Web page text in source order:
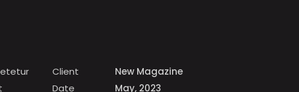
Client
New Magazine
Date
May, 2023